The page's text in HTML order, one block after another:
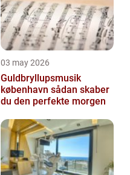
03 may 2026
Guldbryllupsmusik
københavn sådan skaber
du den perfekte morgen